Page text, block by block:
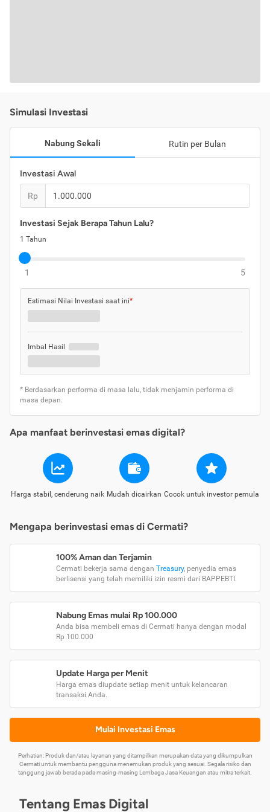
Simulasi Investasi
Nabung Sekali Rutin per Bulan
Investasi Awal
Rp
Investasi Sejak Berapa Tahun Lalu?
1 Tahun
1 5
Estimasi Nilai Investasi saat ini*
Imbal Hasil
* Berdasarkan performa di masa lalu, tidak menjamin performa di
masa depan.
Apa manfaat berinvestasi emas digital?
Harga stabil, cenderung naik Mudah dicairkan Cocok untuk investor pemula
Mengapa berinvestasi emas di Cermati?
100% Aman dan Terjamin
Cermati bekerja sama dengan Treasury, penyedia emas
berlisensi yang telah memiliki izin resmi dari BAPPEBTI.
Nabung Emas mulai Rp 100.000
Anda bisa membeli emas di Cermati hanya dengan modal
Rp 100.000
Update Harga per Menit
Harga emas diupdate setiap menit untuk kelancaran
transaksi Anda.
Mulai Investasi Emas
Perhatian: Produk dan/atau layanan yang ditampilkan merupakan data yang dikumpulkan
Cermati untuk membantu pengguna menemukan produk yang sesuai. Segala risiko dan
tanggung jawab berada pada masing-masing Lembaga Jasa Keuangan atau mitra terkait.
Tentang Emas Digital